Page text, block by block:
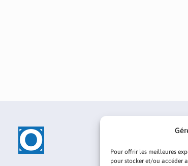
Pour offrir les meilleures
pour stocker et/ou accéder